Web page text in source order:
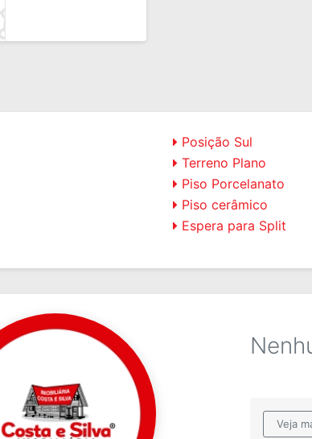
Posição Sul
Terreno Plano
Piso Porcelanato
Piso cerâmico
Espera para Split
Veja